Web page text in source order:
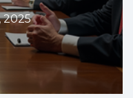
2025